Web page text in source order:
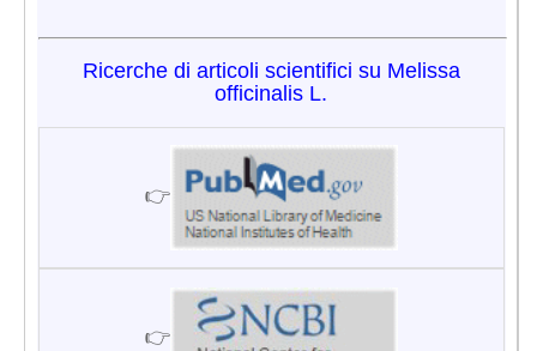
Ricerche di articoli scientifici su Melissa
officinalis L.
👉
👉